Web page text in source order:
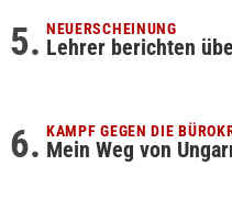
NEUERSCHEINUNG
Lehrer berichten
KAMPF GEGEN DIE
Mein Weg von